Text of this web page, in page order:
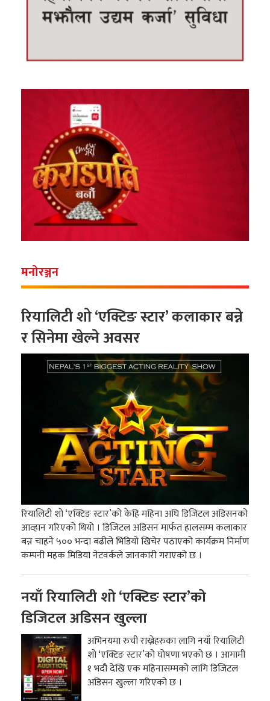
मनोरञ्जन
रियालिटी शो ‘एक्टिङ स्टार’ कलाकार बन्ने
र सिनेमा खेल्ने अवसर
रियालिटी शो ‘एक्टिङ स्टार’को केहि महिना अघि डिजिटल अडिसनको
आव्हान गरिएको थियो । डिजिटल अडिसन मार्फत हालसम्म कलाकार
बन्न चाहने ५०० भन्दा बढीले भिडियो खिचेर पठाएको कार्यक्रम निर्माण
कम्पनी महक मिडिया नेटवर्कले जानकारी गराएको छ ।
नयाँ रियालिटी शो ‘एक्टिङ स्टार’को
डिजिटल अडिसन खुल्ला
अभिनयमा रुची राख्नेहरुका लागि नयाँ रियालिटी
शो ‘एक्टिङ स्टार’को घोषणा भएको छ । आगामी
१ भदौ देखि एक महिनासम्मको लागि डिजिटल
अडिसन खुल्ला गरिएको छ ।